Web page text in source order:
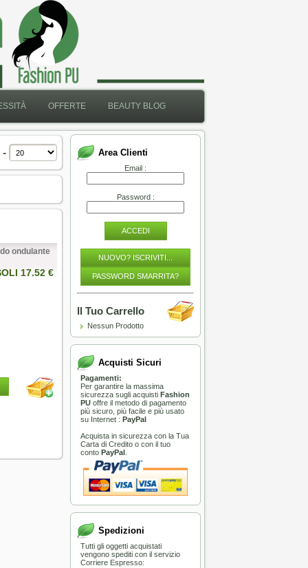
OFFERTE BEAUTY BLOG
-
ondulante
17.52 €
Area Clienti
Email :
Password :
ACCEDI
NUOVO? ISCRIVITI...
PASSWORD SMARRITA?
Il Tuo Carrello
Nessun Prodotto
Acquisti Sicuri
Pagamenti:
Per garantire la massima
sicurezza sugli acquisti Fashion
PU offre il metodo di pagamento
più sicuro, più facile e più usato
su Internet : PayPal
Acquista in sicurezza con la Tua
Carta di Credito o con il tuo
conto PayPal
Spedizioni
Tutti gli oggetti acquistati
vengono spediti con il servizio
Corriere Espresso: